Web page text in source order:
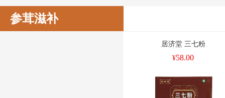
参茸滋补
居济堂 三七粉
¥58.00